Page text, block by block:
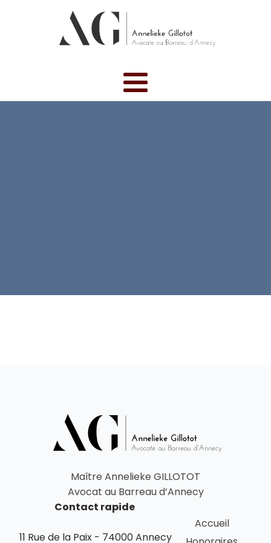
Maître Annelieke GILLOTOT
Avocat au Barreau d’Annecy
Contact rapide
11 Rue de la Paix - 74000 Annecy
Accueil